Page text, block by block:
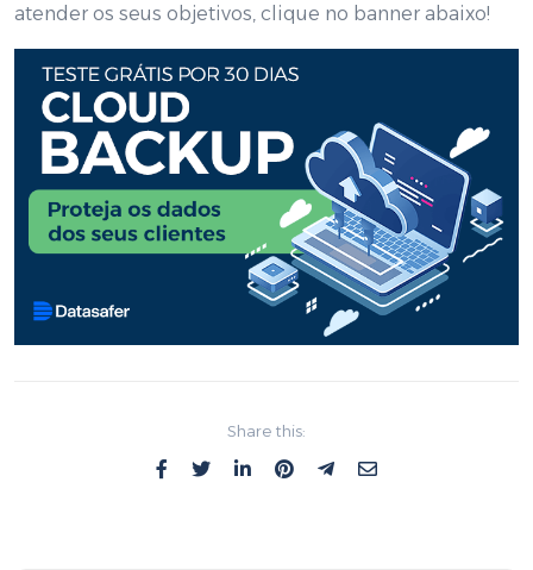
atender os seus objetivos, clique no banner abaixo!
Share this: